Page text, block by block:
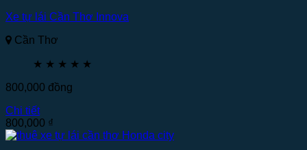
Xe tự lái Cần Thơ Innova
Cần Thơ
★ ★ ★ ★ ★
800,000 đồng
Chi tiết
800,000 ₫